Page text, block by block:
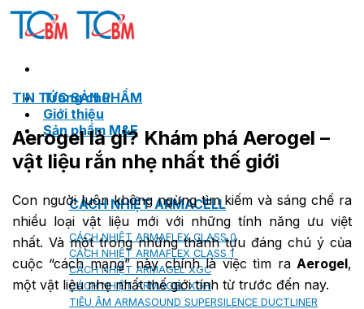
Skip
Trang chủ
Giới thiệu
Sản phẩm M&E
CÁCH NHIỆT ARMACELL
CÁCH NHIỆT ARMAFLEX CLASS 0
CÁCH NHIỆT ARMAFLEX CLASS 1
CÁCH NHIỆT ARMAGEL XGC
CÁCH NHIỆT ARMAGEL XGH
TIÊU ÂM ARMASOUND SUPERSILENCE DUCTLINER
TIN TỨC SẢN PHẨM
Aerogel là gì? Khám phá Aerogel –
vật liệu rắn nhẹ nhất thế giới
Con người luôn không ngừng tìm kiếm và sáng chế ra
nhiều loại vật liệu mới với những tính năng ưu việt
nhất. Và một trong những thành tựu đáng chú ý của
cuộc “cách mạng” này chính là việc tìm ra Aerogel,
một vật liệu nhẹ nhất thế giới tính từ trước đến nay.